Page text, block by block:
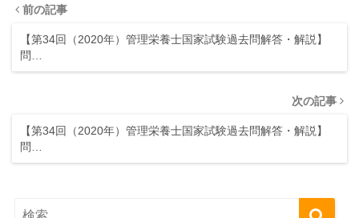
前の記事
【第34回（2020年）管理栄養士国家試験過去問解答・解説】
問…
次の記事
【第34回（2020年）管理栄養士国家試験過去問解答・解説】
問…